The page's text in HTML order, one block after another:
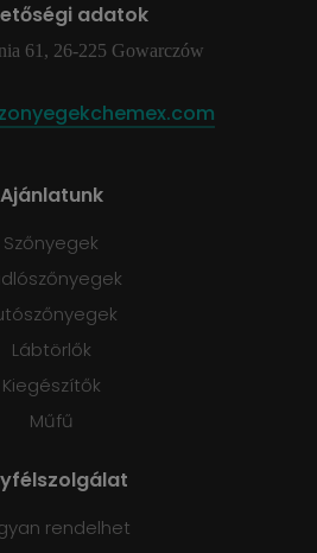
adatok
61, 26-225 Gowarczów
Ajánlatunk
Szőnyegek
Lábtörlők
Kiegészítők
Műfű
rendelhet